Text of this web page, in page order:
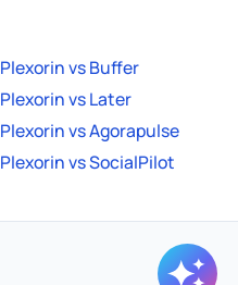
Plexorin vs Buffer
Plexorin vs Later
Plexorin vs Agorapulse
Plexorin vs SocialPilot